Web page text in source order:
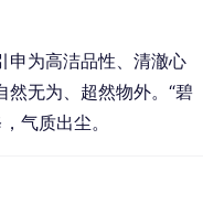
申为高洁品性、清澈心
然无为、超然物外。“碧
气质出尘。